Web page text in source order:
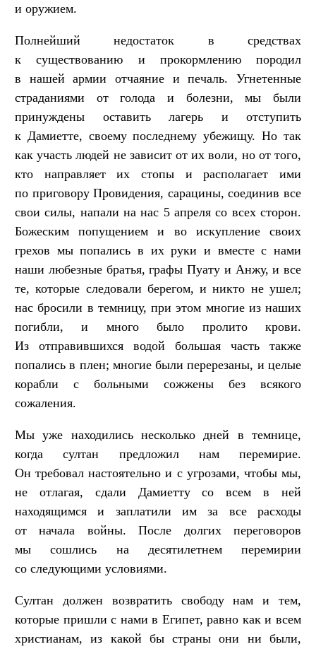
и оружием.
Полнейший недостаток в средствах
к существованию и прокормлению породил
в нашей армии отчаяние и печаль. Угнетенные
страданиями от голода и болезни, мы были
принуждены оставить лагерь и отступить
к Дамиетте, своему последнему убежищу. Но так
как участь людей не зависит от их воли, но от того,
кто направляет их стопы и располагает ими
по приговору Провидения, сарацины, соединив все
свои силы, напали на нас 5 апреля со всех сторон.
Божеским попущением и во искупление своих
грехов мы попались в их руки и вместе с нами
наши любезные братья, графы Пуату и Анжу, и все
те, которые следовали берегом, и никто не ушел;
нас бросили в темницу, при этом многие из наших
погибли, и много было пролито крови.
Из отправившихся водой большая часть также
попались в плен; многие были перерезаны, и целые
корабли с больными сожжены без всякого
сожаления.
Мы уже находились несколько дней в темнице,
когда султан предложил нам перемирие.
Он требовал настоятельно и с угрозами, чтобы мы,
не отлагая, сдали Дамиетту со всем в ней
находящимся и заплатили им за все расходы
от начала войны. После долгих переговоров
мы сошлись на десятилетнем перемирии
со следующими условиями.
Султан должен возвратить свободу нам и тем,
которые пришли с нами в Египет, равно как и всем
христианам, из какой бы страны они ни были,